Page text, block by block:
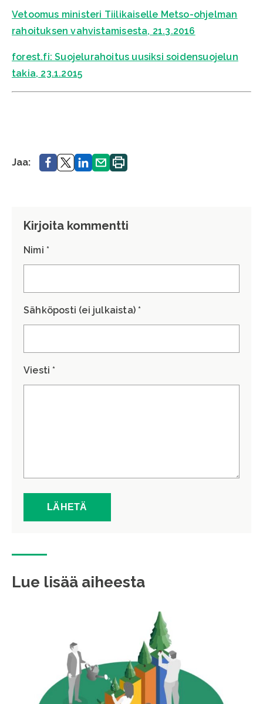
Vetoomus ministeri Tiilikaiselle Metso-ohjelman
rahoituksen vahvistamisesta, 21.3.2016
forest.fi: Suojelurahoitus uusiksi soidensuojelun
takia, 23.1.2015
Jaa: Jaa. Jaa.Jaa. Jaa. Tulosta
sivu.
Kirjoita kommentti
Nimi *
Sähköposti (ei julkaista) *
Viesti *
Lue lisää aiheesta